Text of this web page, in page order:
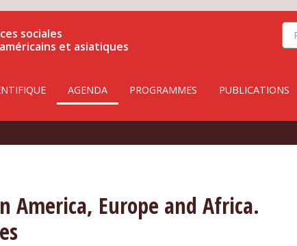
sociales
et asiatiques
AGENDA PROGRAMMES PUBLICATIONS
America, Europe and Africa.